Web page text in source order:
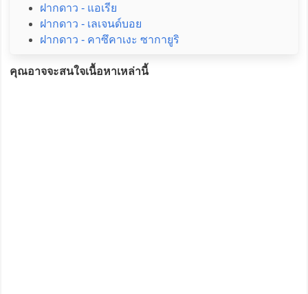
ฝากดาว - แอเรีย
ฝากดาว - เลเจนด์บอย
ฝากดาว - คาซึคาเงะ ซากายูริ
คุณอาจจะสนใจเนื้อหาเหล่านี้